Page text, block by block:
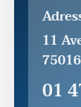
11
01